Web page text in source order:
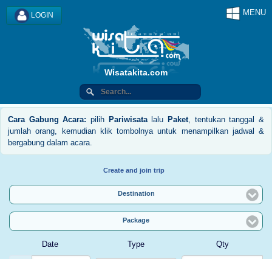
MENU
LOGIN
Wisatakita.com
Cara Gabung Acara: pilih Pariwisatalalu Paket, tentukan tanggal &
jumlah orang, kemudian klik tombolnya untuk menampilkan jadwal &
bergabung dalam acara.
Create and join trip
Destination
Package
Date Type Qty